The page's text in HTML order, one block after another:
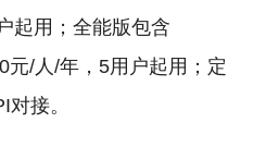
起用；全能版包含
元/人/年，5用户起用；定
接。